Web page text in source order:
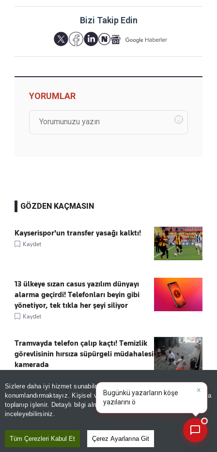
Sizlere daha iyi hizmet sunabilmek adına sitemizde
konumlandırmaktayız. Kişisel verileriniz, KVKK ve GDPR kapsamında
toplanıp işlenir. Detaylı bilgi almak içinAydınlatma Metnimizi
inceleyebilirsiniz.
Tüm Çerezleri Kabul Et Çerez Ayarlarına Git
Bizi Takip Edin
YORUMLAR
GÖZDEN KAÇMASIN
Kayserispor'un transfer yasağı kalktı!
Kaydet
13 ülkeye sızan casus yazılım dünyayı
alarma geçirdi! Telefonları beyin gibi
yönetiyor, tek tıkla her şeyi siliyor
Kaydet
Tramvayda telefon çalıp kaçtı! Temizlik
görevlisinin hırsıza süpürgeli müdahalesi
kamerada
4 ilçeyi birbirine bağlıyor! 7 kilometrelik
yol hizmete açıldı
×
Bugünkü yazarların köşe
yazılarını özetleyin!